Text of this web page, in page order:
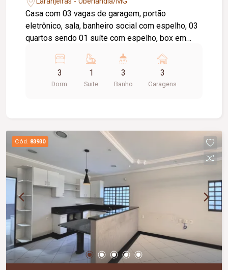
Casa com 03 vagas de garagem, portão
eletrônico, sala, banheiro social com espelho, 03
quartos sendo 01 suíte com espelho, box em
Cozinha planejada, lavanderia, 01 quarto, banheiro,
piso porcelanato.
3
Dorm.
1
Suite
3
Banho
3
Garagens
Cód. 83930